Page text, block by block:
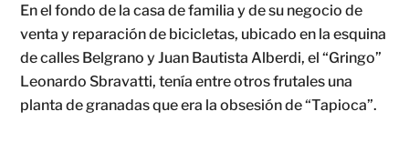
En el fondo de la casa de familia y de su negocio de
venta y reparación de bicicletas, ubicado en la esquina
de calles Belgrano y Juan Bautista Alberdi, el “Gringo”
Leonardo Sbravatti, tenía entre otros frutales una
planta de granadas que era la obsesión de “Tapioca”.